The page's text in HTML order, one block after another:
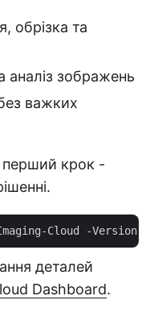
обрізка та
аналіз зображень
важких
перший крок -
Cloud -Version
деталей
Dashboard.